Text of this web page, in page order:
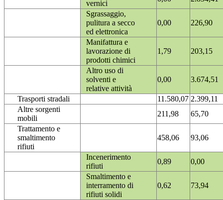
vernici
Sgrassaggio,
pulitura a secco
ed elettronica
0,00 226,90
Manifattura e
lavorazione di
prodotti chimici
1,79 203,15
Altro uso di
solventi e
relative attività
0,00 3.674,51
Trasporti stradali 11.580,07 2.399,11
Altre sorgenti
mobili
211,98
65,70
Trattamento e
smaltimento
rifiuti
458,06 93,06
Incenerimento
rifiuti
0,89
0,00
Smaltimento e
interramento di
rifiuti solidi
0,62 73,94